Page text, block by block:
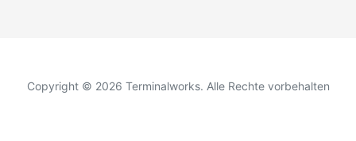
Copyright © 2026 Terminalworks. Alle Rechte vorbehalten